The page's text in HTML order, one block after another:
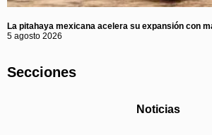
La pitahaya mexicana acelera su expansión con
5 agosto 2026
Secciones
Noticias